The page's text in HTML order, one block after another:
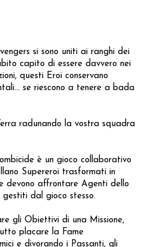
si sono uniti ai ranghi dei
capito di essere davvero nei
questi Eroi conservano
se riescono a tenere a bada
radunando la vostra squadra
è un gioco collaborativo
Supereroi trasformati in
devono affrontare Agenti dello
gestiti dal gioco stesso.
gli Obiettivi di una Missione,
placare la Fame
e divorando i Passanti, gli